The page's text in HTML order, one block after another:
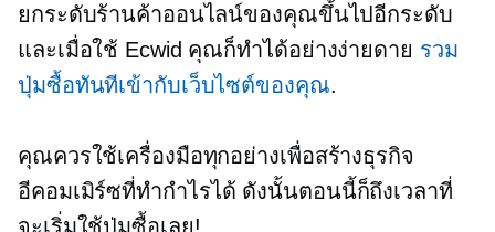
ยกระดับร้านค้าออนไลน์ของคุณขึ้นไปอีกระดับ
และเมื่อใช้ Ecwid คุณก็ทำได้อย่างง่ายดาย รวม
ปุ่มซื้อทันทีเข้ากับเว็บไซต์ของคุณ.
คุณควรใช้เครื่องมือทุกอย่างเพื่อสร้างธุรกิจ
อีคอมเมิร์ซที่ทำกำไรได้ ดังนั้นตอนนี้ก็ถึงเวลาที่
จะเริ่มใช้ปุ่มซื้อเลย!